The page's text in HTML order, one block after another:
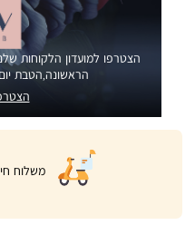
הצטרפו למועדון הלקוחות
הראשונה,הטבת
|
product
page
banner
משלוח